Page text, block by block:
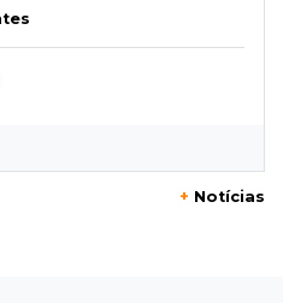
Geisel e motorista
+ Notícias